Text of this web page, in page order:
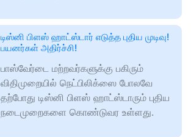
டிஸ்னி பிளஸ் ஹாட்ஸ்டார் எடுத்த புதிய முடிவு!
பயனர்கள் அதிர்ச்சி!
பாஸ்வேர்டை மற்றவர்களுக்கு பகிரும்
விதிமுறையில் நெட்பிலிக்ஸை போலவே
தற்போது டிஸ்னி பிளஸ் ஹாட்ஸ்டாரும் புதிய
நடைமுறைகளை கொண்டுவர உள்ளது.